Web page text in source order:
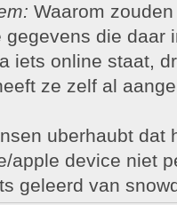
Waarom
gegevens die daar
iets online staat,
ze zelf al
uberhaubt dat
apple device niet
geleerd van